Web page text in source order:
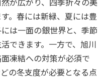
。春には新緑、夏には豊
は一面の銀世界と、季節
できます。一方で、旭川
凍結への対策が必須で
の冬支度が必要となる点